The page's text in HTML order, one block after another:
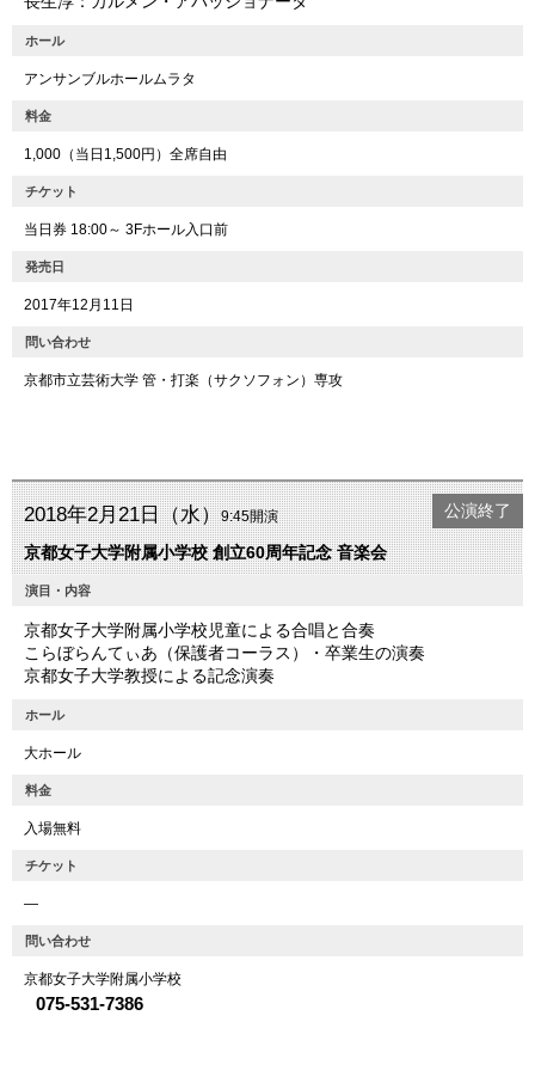
ホール
アンサンブルホールムラタ
料金
1,000（当日1,500円）全席自由
チケット
当日券 18:00～ 3Fホール入口前
発売日
2017年12月11日
問い合わせ
京都市立芸術大学 管・打楽（サクソフォン）専攻
2018年2月21日（水）9:45開演
京都女子大学附属小学校 創立60周年記念 音楽会
公演終了
演目・内容
京都女子大学附属小学校児童による合唱と合奏
こらぼらんてぃあ（保護者コーラス）・卒業生の演奏
京都女子大学教授による記念演奏
ホール
大ホール
料金
入場無料
チケット
―
問い合わせ
京都女子大学附属小学校
075-531-7386